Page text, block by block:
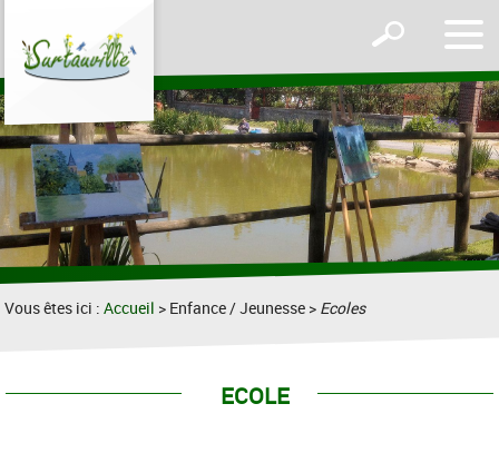
le
Afficher
formulaire
de
recherche
Vous êtes ici :Accueil > Enfance / Jeunesse > Ecoles
ECOLE